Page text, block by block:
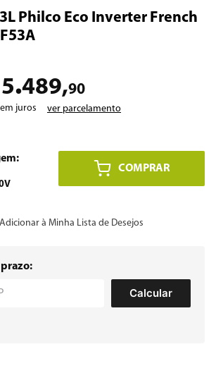
Philco Eco Inverter French
5.489,90
juros ver parcelamento
COMPRAR
prazo:
Calcular